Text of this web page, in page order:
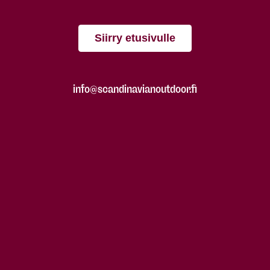
Siirry etusivulle
info@scandinavianoutdoor.fi